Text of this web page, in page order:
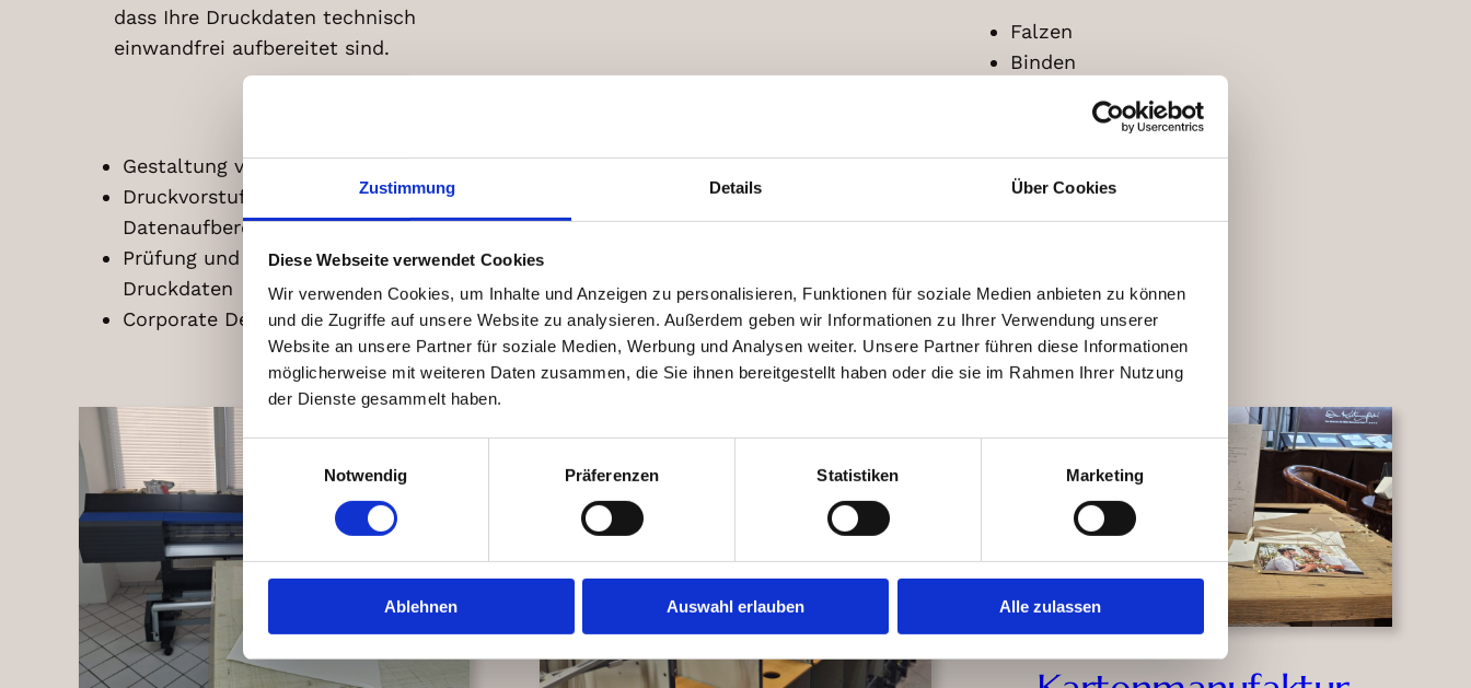
Zustimmung Details Über Cookies
Diese Webseite verwendet Cookies
Wir verwenden Cookies, um Inhalte und Anzeigen zu personalisieren, Funktionen für soziale Medien anbieten zu können
und die Zugriffe auf unsere Website zu analysieren. Außerdem geben wir Informationen zu Ihrer Verwendung unserer
Website an unsere Partner für soziale Medien, Werbung und Analysen weiter. Unsere Partner führen diese Informationen
möglicherweise mit weiteren Daten zusammen, die Sie ihnen bereitgestellt haben oder die sie im Rahmen Ihrer Nutzung
der Dienste gesammelt haben.
Einwilligungsauswahl
Notwendig
Präferenzen Statistiken Marketing
Ablehnen Auswahl erlauben Alle zulassen
dass Ihre Druckdaten technisch
einwandfrei aufbereitet sind.
Gestaltung von Druckprodukten
Druckvorstufe und
Datenaufbereitung
Prüfung und Optimierung von
Druckdaten
Corporate Design
Falzen
Binden
Lackieren